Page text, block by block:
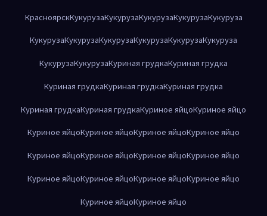
КрасноярскКукурузаКукурузаКукурузаКукурузаКукуруза
КукурузаКукурузаКукурузаКукурузаКукурузаКукуруза
КукурузаКукурузаКуриная грудкаКуриная грудка
Куриная грудкаКуриная грудкаКуриная грудка
Куриная грудкаКуриная грудкаКуриное яйцоКуриное яйцо
Куриное яйцоКуриное яйцоКуриное яйцоКуриное яйцо
Куриное яйцоКуриное яйцоКуриное яйцоКуриное яйцо
Куриное яйцоКуриное яйцоКуриное яйцоКуриное яйцо
Куриное яйцоКуриное яйцо